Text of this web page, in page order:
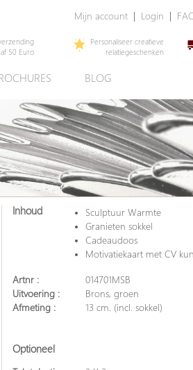
Mijn account Login
50 Euro
Personaliseer creatieve
relatiegeschenken
BLOG
Inhoud
Sculptuur Warmte
Granieten sokkel
Cadeaudoos
Motivatiekaart met CV
Artnr :
014701MSB
Uitvoering :
Brons, groen
Afmeting :
13 cm. (incl. sokkel)
Optioneel